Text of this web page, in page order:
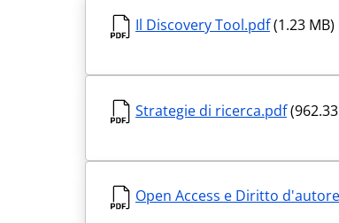
Il Discovery Tool.pdf(1.23 MB)
Strategie di ricerca.pdf(962.33
Open Access e Diritto